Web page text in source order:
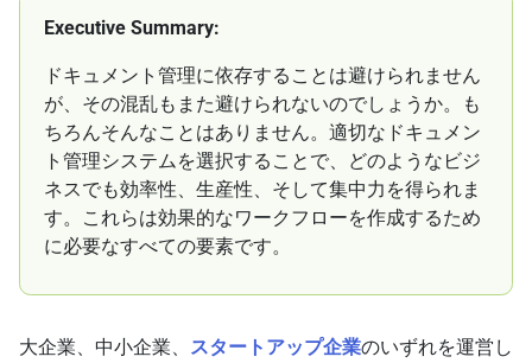
Executive Summary:
ドキュメント管理に依存することは避けられません
が、その混乱もまた避けられないのでしょうか。も
ちろんそんなことはありません。適切なドキュメン
ト管理システムを選択することで、どのようなビジ
ネスでも効率性、生産性、そして集中力を得られま
す。これらは効果的なワークフローを作成するため
に必要なすべての要素です。
大企業、中小企業、 スタートアップ企業のいずれを運営し